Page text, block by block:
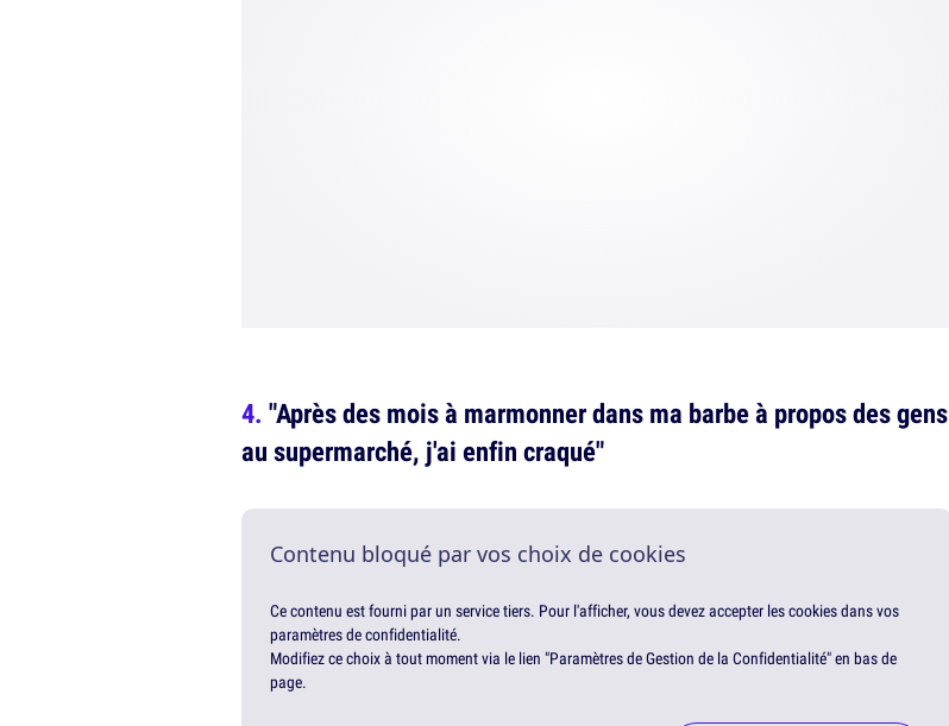
"Après des mois à marmonner dans ma barbe à propos des gens
au supermarché, j'ai enfin craqué"
Contenu bloqué par vos choix de cookies
Ce contenu est fourni par un service tiers. Pour l'afficher, vous devez accepter les cookies dans vos
paramètres de confidentialité.
Modifiez ce choix à tout moment via le lien "Paramètres de Gestion de la Confidentialité" en bas de
page.